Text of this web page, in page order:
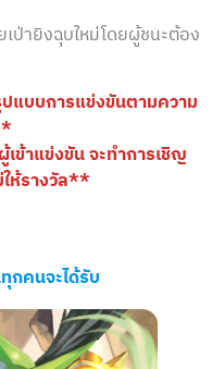
ป่ายิงฉุบใหม่โดยผู้ชนะต้อง
แบบการแข่งขันตามความ
ข้าแข่งขัน จะทำการเชิญ
ห้รางวัล**
กคนจะได้รับ